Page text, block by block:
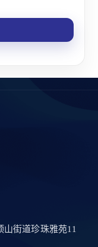
街道珍珠雅苑11